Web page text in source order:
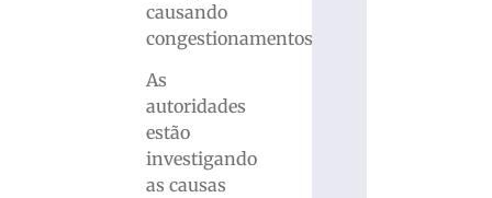
causando
congestionamentos.
As
autoridades
estão
investigando
as causas